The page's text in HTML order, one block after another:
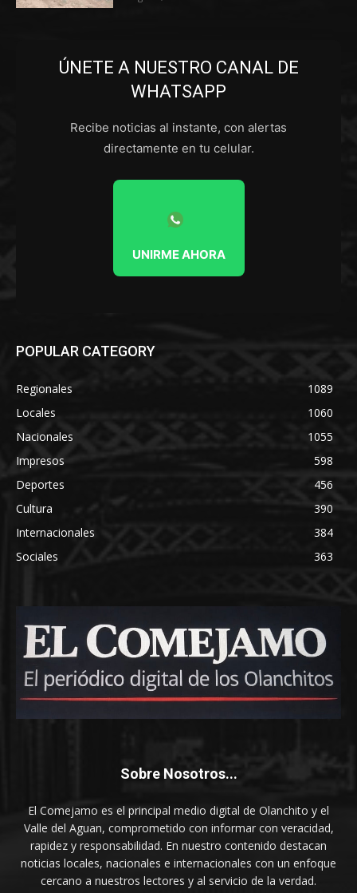
ÚNETE A NUESTRO CANAL DE
WHATSAPP
Recibe noticias al instante, con alertas
directamente en tu celular.
UNIRME AHORA
POPULAR CATEGORY
Regionales
1089
Locales
1060
Nacionales
1055
Impresos
598
Deportes
456
Cultura
390
Internacionales
384
Sociales
363
Sobre Nosotros...
El Comejamo es el principal medio digital de Olanchito y el
Valle del Aguan, comprometido con informar con veracidad,
rapidez y responsabilidad. En nuestro contenido destacan
noticias locales, nacionales e internacionales con un enfoque
cercano a nuestros lectores y al servicio de la verdad.